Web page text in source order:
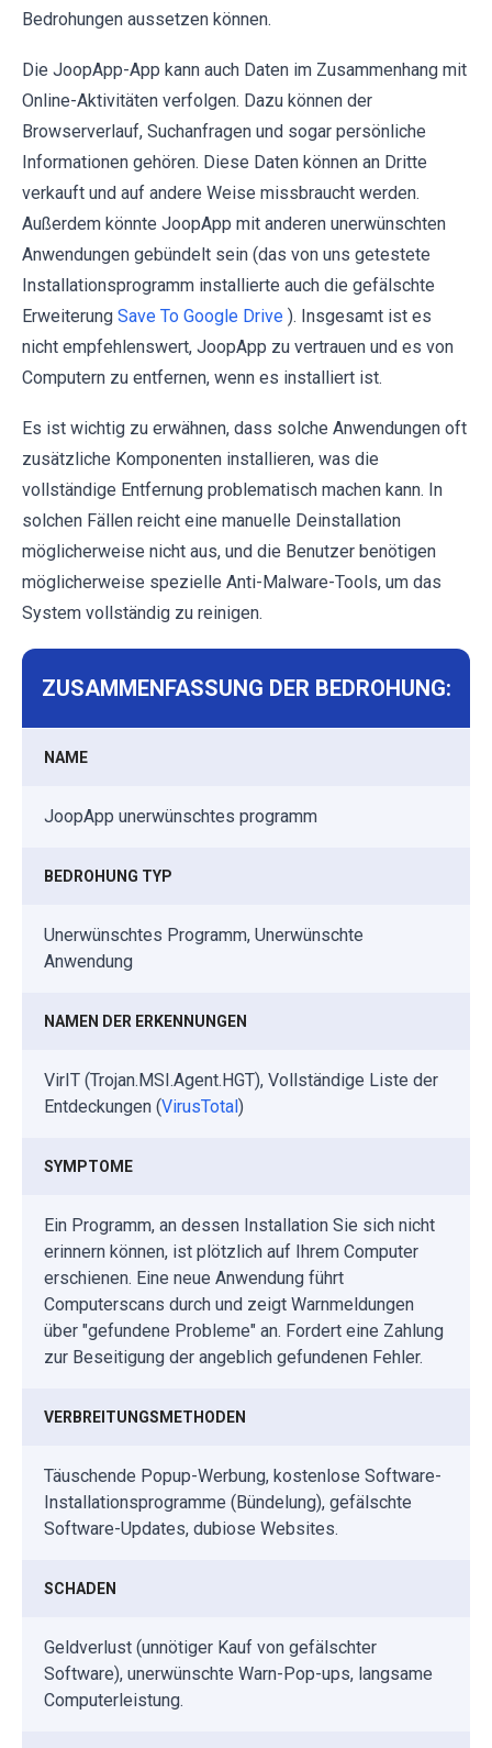
Bedrohungen aussetzen können.
Die JoopApp-App kann auch Daten im Zusammenhang mit
Online-Aktivitäten verfolgen. Dazu können der
Browserverlauf, Suchanfragen und sogar persönliche
Informationen gehören. Diese Daten können an Dritte
verkauft und auf andere Weise missbraucht werden.
Außerdem könnte JoopApp mit anderen unerwünschten
Anwendungen gebündelt sein (das von uns getestete
Installationsprogramm installierte auch die gefälschte
Erweiterung Save To Google Drive ). Insgesamt ist es
nicht empfehlenswert, JoopApp zu vertrauen und es von
Computern zu entfernen, wenn es installiert ist.
Es ist wichtig zu erwähnen, dass solche Anwendungen oft
zusätzliche Komponenten installieren, was die
vollständige Entfernung problematisch machen kann. In
solchen Fällen reicht eine manuelle Deinstallation
möglicherweise nicht aus, und die Benutzer benötigen
möglicherweise spezielle Anti-Malware-Tools, um das
System vollständig zu reinigen.
ZUSAMMENFASSUNG DER BEDROHUNG:
NAME
JoopApp unerwünschtes programm
BEDROHUNG TYP
Unerwünschtes Programm, Unerwünschte
Anwendung
NAMEN DER ERKENNUNGEN
VirIT (Trojan.MSI.Agent.HGT), Vollständige Liste der
Entdeckungen (VirusTotal)
SYMPTOME
Ein Programm, an dessen Installation Sie sich nicht
erinnern können, ist plötzlich auf Ihrem Computer
erschienen. Eine neue Anwendung führt
Computerscans durch und zeigt Warnmeldungen
über "gefundene Probleme" an. Fordert eine Zahlung
zur Beseitigung der angeblich gefundenen Fehler.
VERBREITUNGSMETHODEN
Täuschende Popup-Werbung, kostenlose Software-
Installationsprogramme (Bündelung), gefälschte
Software-Updates, dubiose Websites.
SCHADEN
Geldverlust (unnötiger Kauf von gefälschter
Software), unerwünschte Warn-Pop-ups, langsame
Computerleistung.